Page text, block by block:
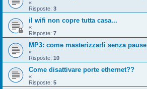
«
Risposte: 3
il wifi non copre tutta casa...
«
Risposte: 7
MP3: come masterizzarli senza pause
«
Risposte: 10
Come disattivare porte ethernet??
«
Risposte: 5